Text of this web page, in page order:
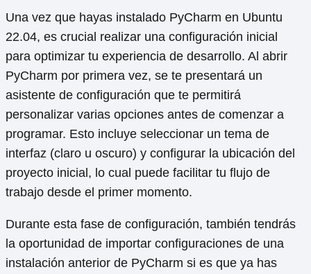
Una vez que hayas instalado PyCharm en Ubuntu
22.04, es crucial realizar una configuración inicial
para optimizar tu experiencia de desarrollo. Al abrir
PyCharm por primera vez, se te presentará un
asistente de configuración que te permitirá
personalizar varias opciones antes de comenzar a
programar. Esto incluye seleccionar un tema de
interfaz (claro u oscuro) y configurar la ubicación del
proyecto inicial, lo cual puede facilitar tu flujo de
trabajo desde el primer momento.
Durante esta fase de configuración, también tendrás
la oportunidad de importar configuraciones de una
instalación anterior de PyCharm si es que ya has